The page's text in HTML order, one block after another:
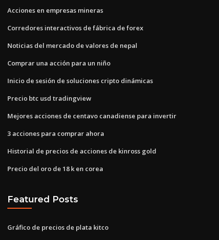
Acciones en empresas mineras
Corredores interactivos de fábrica de forex
Noticias del mercado de valores de nepal
Comprar una acción para un niño
Inicio de sesión de soluciones cripto dinámicas
Precio btc usd tradingview
Mejores acciones de centavo canadiense para invertir
3 acciones para comprar ahora
Historial de precios de acciones de kinross gold
Precio del oro de 18 k en corea
Featured Posts
Gráfico de precios de plata kitco